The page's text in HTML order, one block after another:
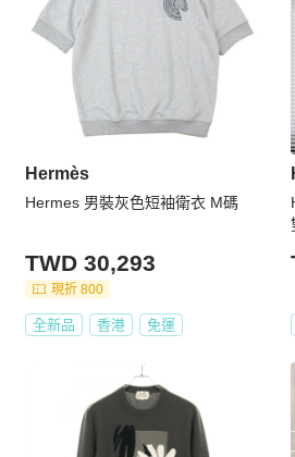
Hermès
Hermes 男裝灰色短袖衛衣 M碼
TWD 30,293
現折 800
全新品 香港 免運